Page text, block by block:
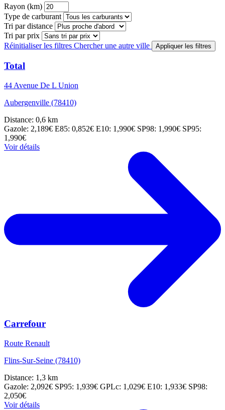
Rayon (km)
Type de carburant
Tri par distance
Tri par prix
Réinitialiser les filtres Chercher une autre ville Appliquer les filtres
Total
44 Avenue De L Union
Aubergenville (78410)
Distance: 0,6 km
Gazole: 2,189€ E85: 0,852€ E10: 1,990€ SP98: 1,990€ SP95:
1,990€
Voir détails
Carrefour
Route Renault
Flins-Sur-Seine (78410)
Distance: 1,3 km
Gazole: 2,092€ SP95: 1,939€ GPLc: 1,029€ E10: 1,933€ SP98:
2,050€
Voir détails